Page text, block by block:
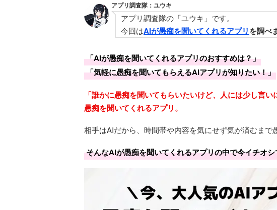
アプリ調査隊：ユウキ
アプリ調査隊の「ユウキ」です。
今回はAIが愚痴を聞いてくれるアプリを調べ
「AIが愚痴を聞いてくれるアプリのおすすめは？」
「気軽に愚痴を聞いてもらえるAIアプリが知りたい！」
「誰かに愚痴を聞いてもらいたいけど、人には少し言
愚痴を聞いてくれるアプリ。
相手はAIだから、時間帯や内容を気にせず気が済むまで
そんなAIが愚痴を聞いてくれるアプリの中で今イチオ